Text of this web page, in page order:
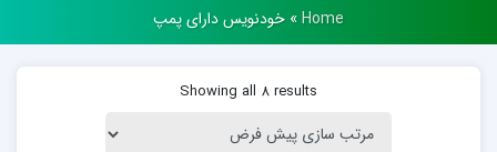
Home
» خودنویس دارای پمپ
Showing all 8 results